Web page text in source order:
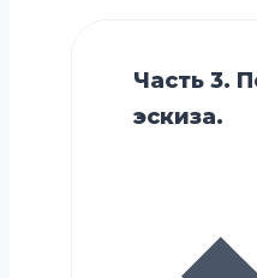
Часть 3.
эскиза.